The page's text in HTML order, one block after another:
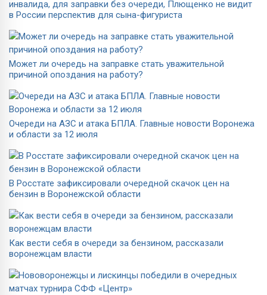
инвалида, для заправки без очереди, Плющенко не видит
в России перспектив для сына-фигуриста
Может ли очередь на заправке стать уважительной
причиной опоздания на работу?
Очереди на АЗС и атака БПЛА. Главные новости Воронежа
и области за 12 июля
В Росстате зафиксировали очередной скачок цен на
бензин в Воронежской области
Как вести себя в очереди за бензином, рассказали
воронежцам власти